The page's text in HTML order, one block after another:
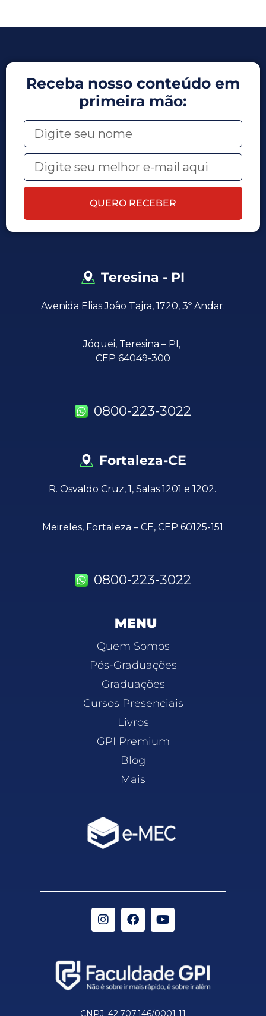
Receba nosso conteúdo em
primeira mão:
QUERO RECEBER
Teresina - PI
Avenida Elias João Tajra, 1720, 3º Andar.
Jóquei, Teresina – PI,
CEP 64049-300
0800-223-3022
Fortaleza-CE
R. Osvaldo Cruz, 1, Salas 1201 e 1202.
Meireles, Fortaleza – CE, CEP 60125-151
0800-223-3022
MENU
Quem Somos
Pós-Graduações
Graduações
Cursos Presenciais
Livros
GPI Premium
Blog
Mais
CNPJ: 42.707.146/0001-11